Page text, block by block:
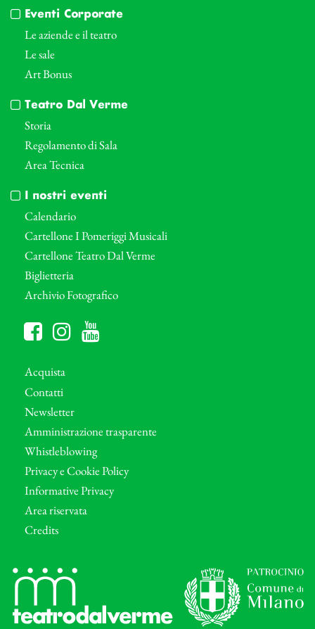
Eventi Corporate
Le aziende e il teatro
Le sale
Art Bonus
Teatro Dal Verme
Storia
Regolamento di Sala
Area Tecnica
I nostri eventi
Calendario
Cartellone I Pomeriggi Musicali
Cartellone Teatro Dal Verme
Biglietteria
Archivio Fotografico
Acquista
Contatti
Newsletter
Amministrazione trasparente
Whistleblowing
Privacy e Cookie Policy
Informative Privacy
Area riservata
Credits